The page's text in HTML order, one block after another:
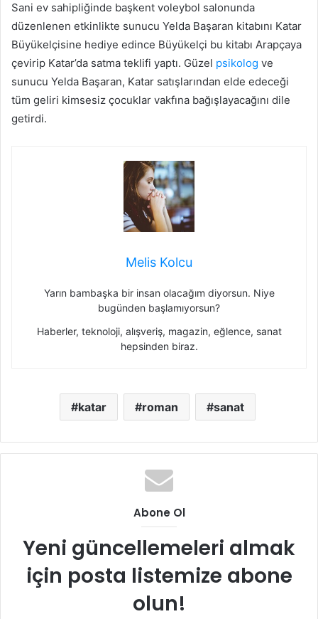
Sani ev sahipliğinde başkent voleybol salonunda
düzenlenen etkinlikte sunucu Yelda Başaran kitabını Katar
Büyükelçisine hediye edince Büyükelçi bu kitabı Arapçaya
çevirip Katar’da satma teklifi yaptı. Güzel psikolog ve
sunucu Yelda Başaran, Katar satışlarından elde edeceği
tüm geliri kimsesiz çocuklar vakfına bağışlayacağını dile
getirdi.
Melis Kolcu
Yarın bambaşka bir insan olacağım diyorsun. Niye
bugünden başlamıyorsun?
Haberler, teknoloji, alışveriş, magazin, eğlence, sanat
hepsinden biraz.
katar roman sanat
Abone Ol
Yeni güncellemeleri almak
için posta listemize abone
olun!